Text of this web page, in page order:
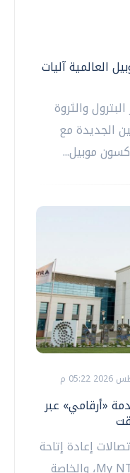
العالمية آليات
والثروة
الجديدة مع
موبيل...
«أرقامي» عبر
إعادة إتاحة
خدمة «أرقامي» عبر تطبيق My NTRA، والخاصة